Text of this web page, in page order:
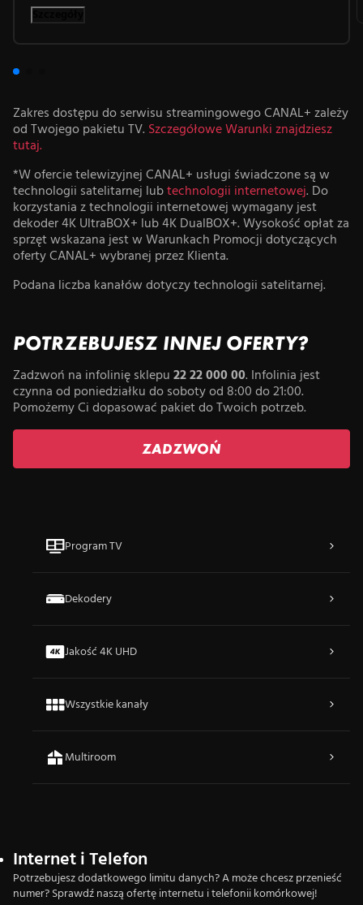
Zakres dostępu do serwisu streamingowego CANAL+ zależy
od Twojego pakietu TV. Szczegółowe Warunki znajdziesz
tutaj.
*W ofercie telewizyjnej CANAL+ usługi świadczone są w
technologii satelitarnej lubtechnologii internetowej. Do
korzystania z technologii internetowej wymagany jest
dekoder 4K UltraBOX+ lub 4K DualBOX+. Wysokość opłat za
sprzęt wskazana jest w Warunkach Promocji dotyczących
oferty CANAL+ wybranej przez Klienta.
Podana liczba kanałów dotyczy technologii satelitarnej.
POTRZEBUJESZ INNEJ OFERTY?
Zadzwoń na infolinię sklepu22 22 000 00. Infolinia jest
czynna od poniedziałku do soboty od 8:00 do 21:00.
Pomożemy Ci dopasować pakiet do Twoich potrzeb.
ZADZWOŃ
Program TV
Dekodery
Jakość 4K UHD
Wszystkie kanały
Multiroom
Internet i Telefon
Potrzebujesz dodatkowego limitu danych? A może chcesz przenieść
numer? Sprawdź naszą ofertę internetu i telefonii komórkowej!